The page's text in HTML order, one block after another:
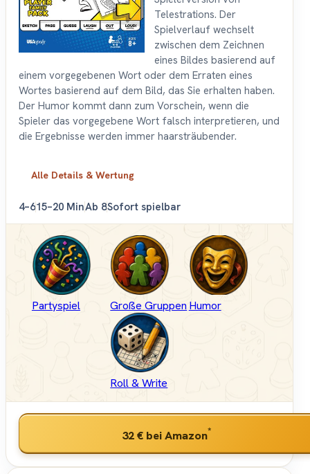
Telestrations. Der
Spielverlauf wechselt
zwischen dem Zeichnen
eines Bildes basierend auf
einem vorgegebenen Wort oder dem Erraten eines
Wortes basierend auf dem Bild, das Sie erhalten haben.
Der Humor kommt dann zum Vorschein, wenn die
Spieler das vorgegebene Wort falsch interpretieren, und
die Ergebnisse werden immer haarsträubender.
Alle Details & Wertung
4–615–20 MinAb 8Sofort spielbar
Partyspiel Große GruppenHumor
Roll & Write
32 € bei Amazon*